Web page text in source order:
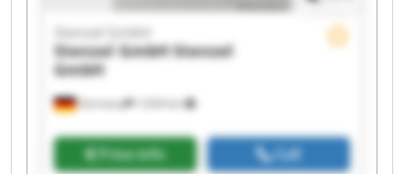
Germany 1,034 km
Stenzel GmbH
Stenzel GmbHStenzel
GmbH
Price info Call